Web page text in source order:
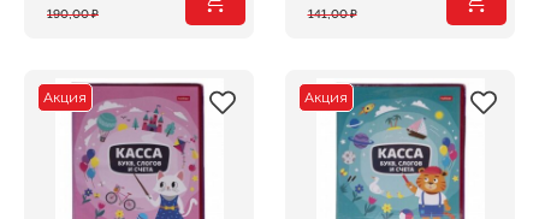
190,00₽
Первоначальная
190,00 ₽.
Текущая
141,00₽
Первоначальная
141,00 ₽.
Текущая
Акция Акция